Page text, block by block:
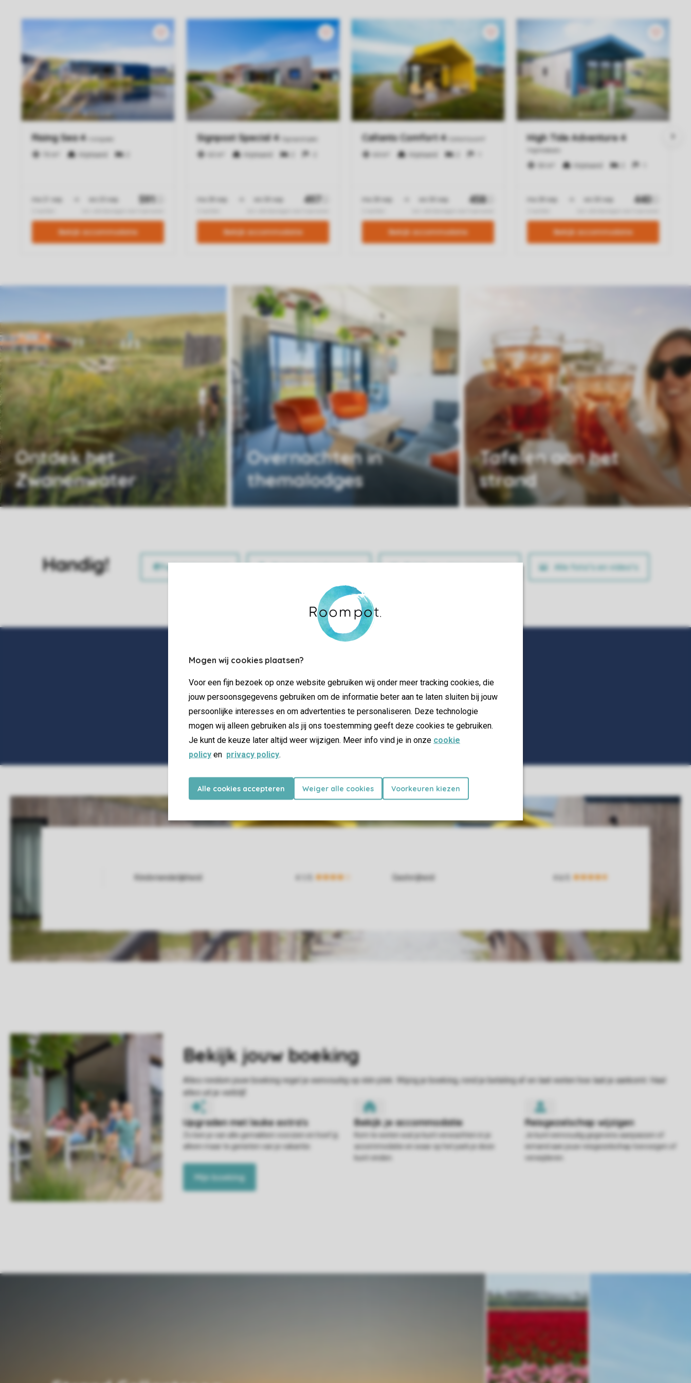
Mogen wij cookies plaatsen?
Voor een fijn bezoek op onze website gebruiken wij onder meer tracking cookies, die
jouw persoonsgegevens gebruiken om de informatie beter aan te laten sluiten bij jouw
persoonlijke interesses en om advertenties te personaliseren. Deze technologie
mogen wij alleen gebruiken als jij ons toestemming geeft deze cookies te gebruiken.
Je kunt de keuze later altijd weer wijzigen. Meer info vind je in onze cookie
policy en privacy policy.
Alle cookies accepteren Weiger alle cookies Voorkeuren kiezen
Ontdek het
Zwanenwater
Overnachten in
themalodges
Tafelen aan het
strand
Handig! Alle foto’s en video’s
Service Rating from our guests
Kindvriendelijkheid Gastvrijheid
Zo ben je van alle gemakken voorzien en hoef jij
alleen maar te genieten van je vakantie.
Kom te weten wat je kunt verwachten in je
accommodatie en waar op het park je deze
kunt vinden.
Je kunt eenvoudig gegevens aanpassen of
iemand aan jouw reisgezelschap toevoegen of
verwijderen.
Mijn boeking